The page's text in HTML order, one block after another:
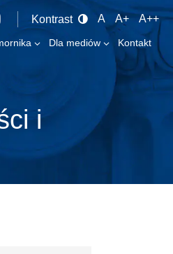
Kontrast A A+ A++
Dla mediów Kontakt
i